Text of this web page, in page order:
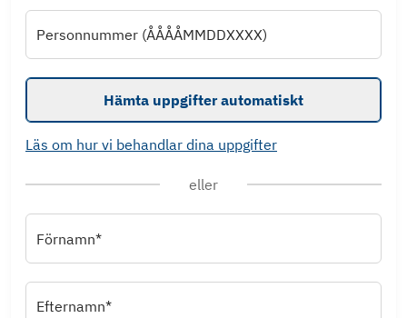
Personnummer (ÅÅÅÅMMDDXXXX)
Hämta uppgifter automatiskt
Läs om hur vi behandlar dina uppgifter
eller
Förnamn*
Efternamn*